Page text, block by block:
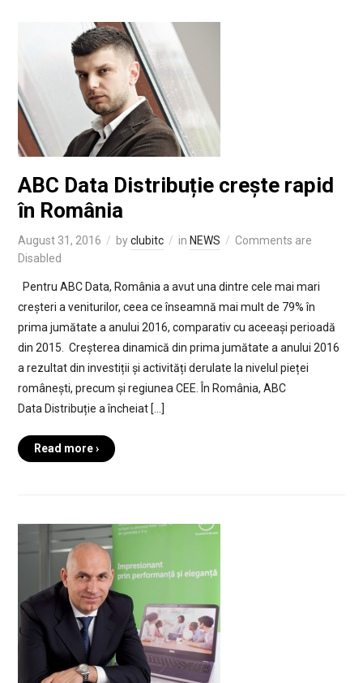
ABC Data Distribuție crește rapid
în România
August 31, 2016 byclubitc in NEWS
Comments are
Disabled
Pentru ABC Data, România a avut una dintre cele mai mari
creșteri a veniturilor, ceea ce înseamnă mai mult de 79% în
prima jumătate a anului 2016, comparativ cu aceeași perioadă
din 2015. Creșterea dinamică din prima jumătate a anului 2016
a rezultat din investiții și activități derulate la nivelul pieței
românești, precum și regiunea CEE. În România, ABC
Data Distribuție a încheiat […]
Read more ›